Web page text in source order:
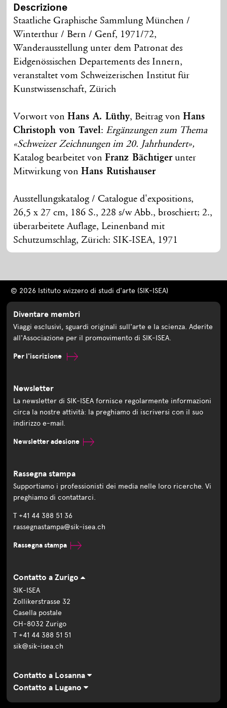
Descrizione
Staatliche Graphische Sammlung München /
Winterthur / Bern / Genf, 1971/72,
Wanderausstellung unter dem Patronat des
Eidgenössischen Departements des Innern,
veranstaltet vom Schweizerischen Institut für
Kunstwissenschaft, Zürich
Vorwort vonHans A. Lüthy, Beitrag vonHans
Christoph von Tavel:Ergänzungen zum Thema
«Schweizer Zeichnungen im 20. Jahrhundert»,
Katalog bearbeitet vonFranz Bächtigerunter
Mitwirkung vonHans Rutishauser
Ausstellungskatalog / Catalogue d'expositions,
26,5 x 27 cm, 186 S., 228 s/w Abb., broschiert; 2.,
überarbeitete Auflage, Leinenband mit
Schutzumschlag, Zürich: SIK-ISEA, 1971
© 2026 Istituto svizzero di studi d'arte (SIK-ISEA)
Diventare membri
Viaggi esclusivi, sguardi originali sull'arte e la scienza. Aderite
all'Associazione per il promovimento di SIK-ISEA.
Per l'iscrizione
Newsletter
La newsletter di SIK-ISEA fornisce regolarmente informazioni
circa la nostre attività: la preghiamo di iscriversi con il suo
indirizzo e-mail.
Newsletter adesione
Rassegna stampa
Supportiamo i professionisti dei media nelle loro ricerche. Vi
preghiamo di contattarci.
T +41 44 388 51 36
rassegnastampa@sik-isea.ch
Rassegna stampa
Contatto a Zurigo
SIK-ISEA
Zollikerstrasse 32
Casella postale
CH-8032 Zurigo
T +41 44 388 51 51
sik@sik-isea.ch
Contatto a Losanna
Contatto a Lugano